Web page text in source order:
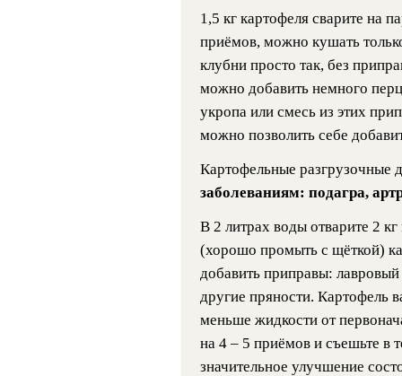
1,5 кг картофеля сварите на
приёмов, можно кушать
клубни просто так, без
можно добавить немного
укропа или смесь из этих
можно позволить себе
Картофельные
заболеваниям: подагра,
В 2 литрах воды отварите 2
(хорошо промыть с щёткой)
добавить приправы:
другие пряности. Картофель
меньше жидкости от
на 4 – 5 приёмов и съешьте в
значительное улучшение